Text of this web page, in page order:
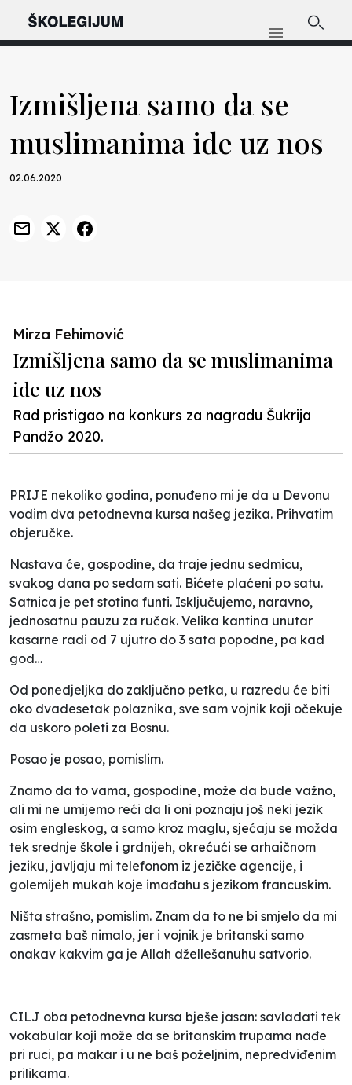
Izmišljena samo da se
muslimanima ide uz nos
02.06.2020
Mirza Fehimović
Izmišljena samo da se muslimanima
ide uz nos
Rad pristigao na konkurs za nagradu Šukrija
Pandžo 2020.
PRIJE nekoliko godina, ponuđeno mi je da u Devonu
vodim dva petodnevna kursa našeg jezika. Prihvatim
objeručke.
Nastava će, gospodine, da traje jednu sedmicu,
svakog dana po sedam sati. Bićete plaćeni po satu.
Satnica je pet stotina funti. Isključujemo, naravno,
jednosatnu pauzu za ručak. Velika kantina unutar
kasarne radi od 7 ujutro do 3 sata popodne, pa kad
god…
Od ponedjeljka do zaključno petka, u razredu će biti
oko dvadesetak polaznika, sve sam vojnik koji očekuje
da uskoro poleti za Bosnu.
Posao je posao, pomislim.
Znamo da to vama, gospodine, može da bude važno,
ali mi ne umijemo reći da li oni poznaju još neki jezik
osim engleskog, a samo kroz maglu, sjećaju se možda
tek srednje škole i grdnijeh, okrećući se arhaičnom
jeziku, javljaju mi telefonom iz jezičke agencije, i
golemijeh mukah koje imađahu s jezikom francuskim.
Ništa strašno, pomislim. Znam da to ne bi smjelo da mi
zasmeta baš nimalo, jer i vojnik je britanski samo
onakav kakvim ga je Allah džellešanuhu satvorio.
CILJ oba petodnevna kursa bješe jasan: savladati tek
vokabular koji može da se britanskim trupama nađe
pri ruci, pa makar i u ne baš poželjnim, nepredviđenim
prilikama.